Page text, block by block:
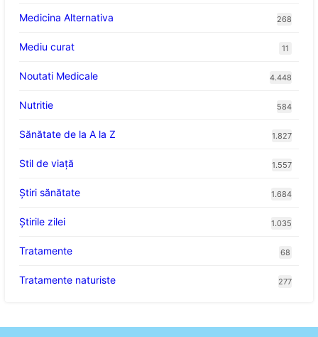
Medicina Alternativa 268
Mediu curat 11
Noutati Medicale 4.448
Nutritie 584
Sănătate de la A la Z 1.827
Stil de viaţă 1.557
Ştiri sănătate 1.684
Știrile zilei 1.035
Tratamente 68
Tratamente naturiste 277